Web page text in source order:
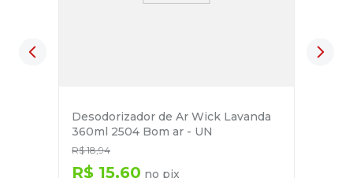
Desodorizador de Ar Wick Lavanda
360ml 2504 Bom ar - UN
R$ 18,94
R$ 15,60 no pix